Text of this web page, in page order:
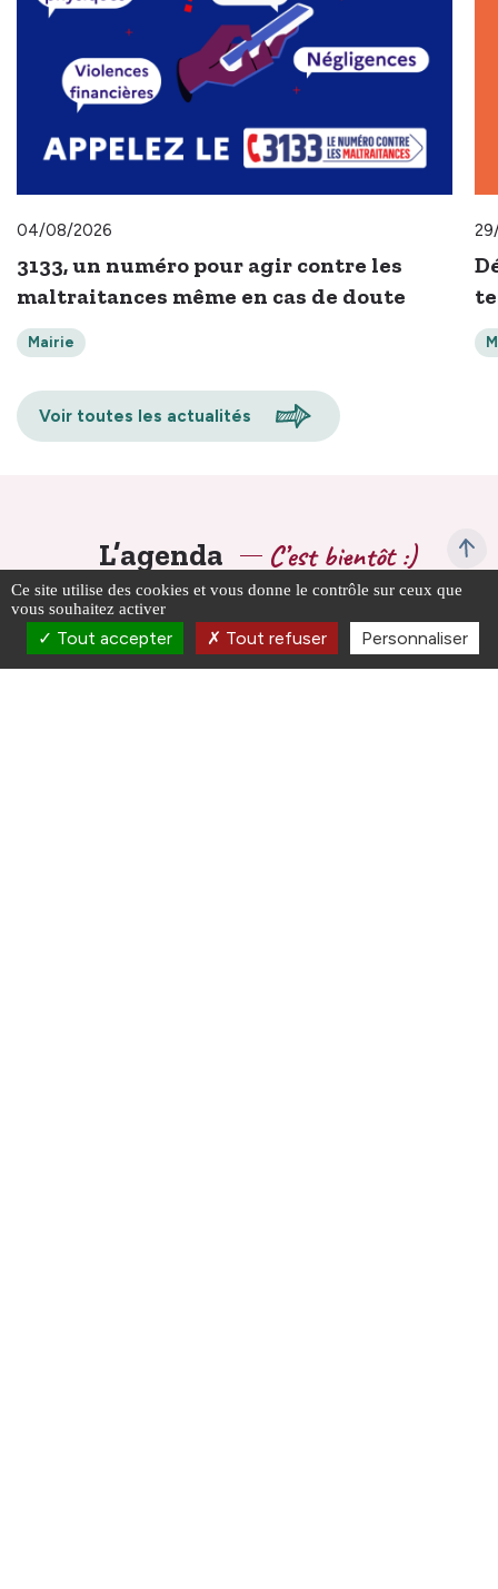
04/08/2026
3133, un numéro pour agir contre les
maltraitances même en cas de doute
Mairie
Voir toutes les actualités
L’agenda C’est bientôt :)
17 JUNE
Ce site utilise des cookies et vous donne le contrôle sur ceux que
vous souhaitez activer
Tout accepter Tout refuser Personnaliser